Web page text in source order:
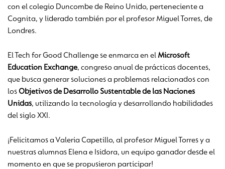
con el colegio Duncombe de Reino Unido, perteneciente a
Cognita, y liderado también por el profesor Miguel Torres, de
Londres.
El Tech for Good Challenge se enmarca en el Microsoft
Education Exchange, congreso anual de prácticas docentes,
que busca generar soluciones a problemas relacionados con
los Objetivos de Desarrollo Sustentablede las Naciones
Unidas, utilizando la tecnología y desarrollando habilidades
del siglo XXI.
¡Felicitamos a Valeria Capetillo, al profesor Miguel Torres y a
nuestras alumnas Elena e Isidora, un equipo ganador desde el
momento en que se propusieron participar!